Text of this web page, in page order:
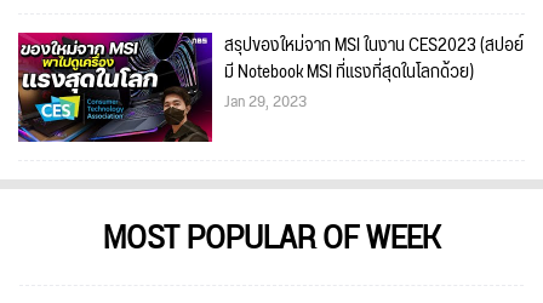
สรุปของใหม่จาก MSI ในงาน CES2023 (สปอย์
มี Notebook MSI ที่แรงที่สุดในโลกด้วย)
Jan 29, 2023
MOST POPULAR OF WEEK